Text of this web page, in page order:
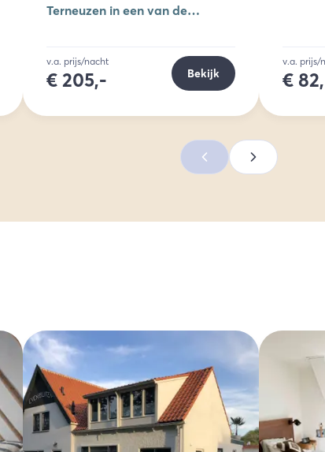
Terneuzen in een van de
v.a. prijs/nacht
€ 205,- Bekijk
v.a. prijs/
€